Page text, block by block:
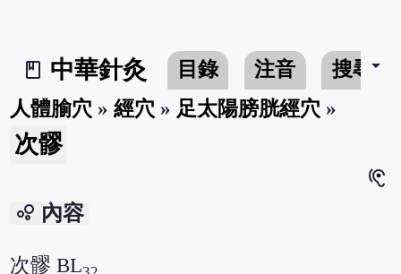
book_2
中華針灸 目錄 注音 搜尋arrow_drop_down
人體腧穴 »經穴 » 足太陽膀胱經穴 »
次髎
hearing
bubble_chart 內容
次髎 BL